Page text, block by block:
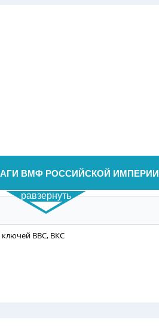
ВМФ РОССИЙСКОЙ ИМПЕРИИ
равзернуть
ключей ВВС, ВКС